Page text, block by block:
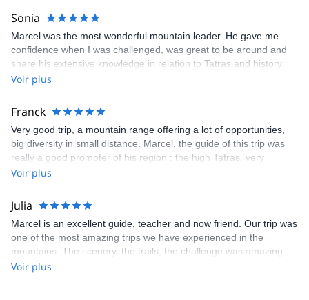
l'Association slovaque des accompagnateurs en montagne
depuis sa création en 2011.
Sonia
Marcel was the most wonderful mountain leader. He gave me
confidence when I was challenged, was great to be around and
share his extensive knowledge in relation to Tatras and history.
Voir plus
Franck
Very good trip, a mountain range offering a lot of opportunities,
big diversity in small distance. Marcel, the guide of this trip was
really a good promoter of his region : the high Tatras, very
professional with high human values. In one word : great.
Voir plus
Julia
Marcel is an excellent guide, teacher and now friend. Our trip was
one of the most amazing trips we have experienced in the
mountains. The scenery, the trails, the challenge was amazing
and we are currently booking our next trip with him. Highly
Voir plus